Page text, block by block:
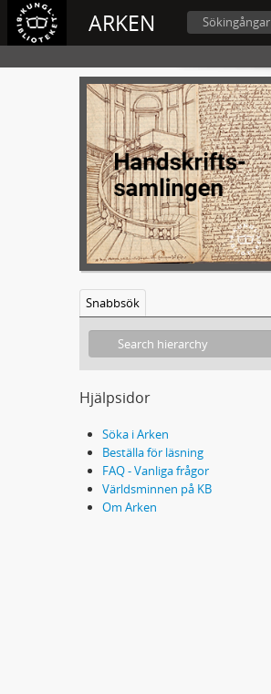
ARKEN Sökingångar
Snabbsök
Hjälpsidor
Söka i Arken
Beställa för läsning
FAQ - Vanliga frågor
Världsminnen på KB
Om Arken